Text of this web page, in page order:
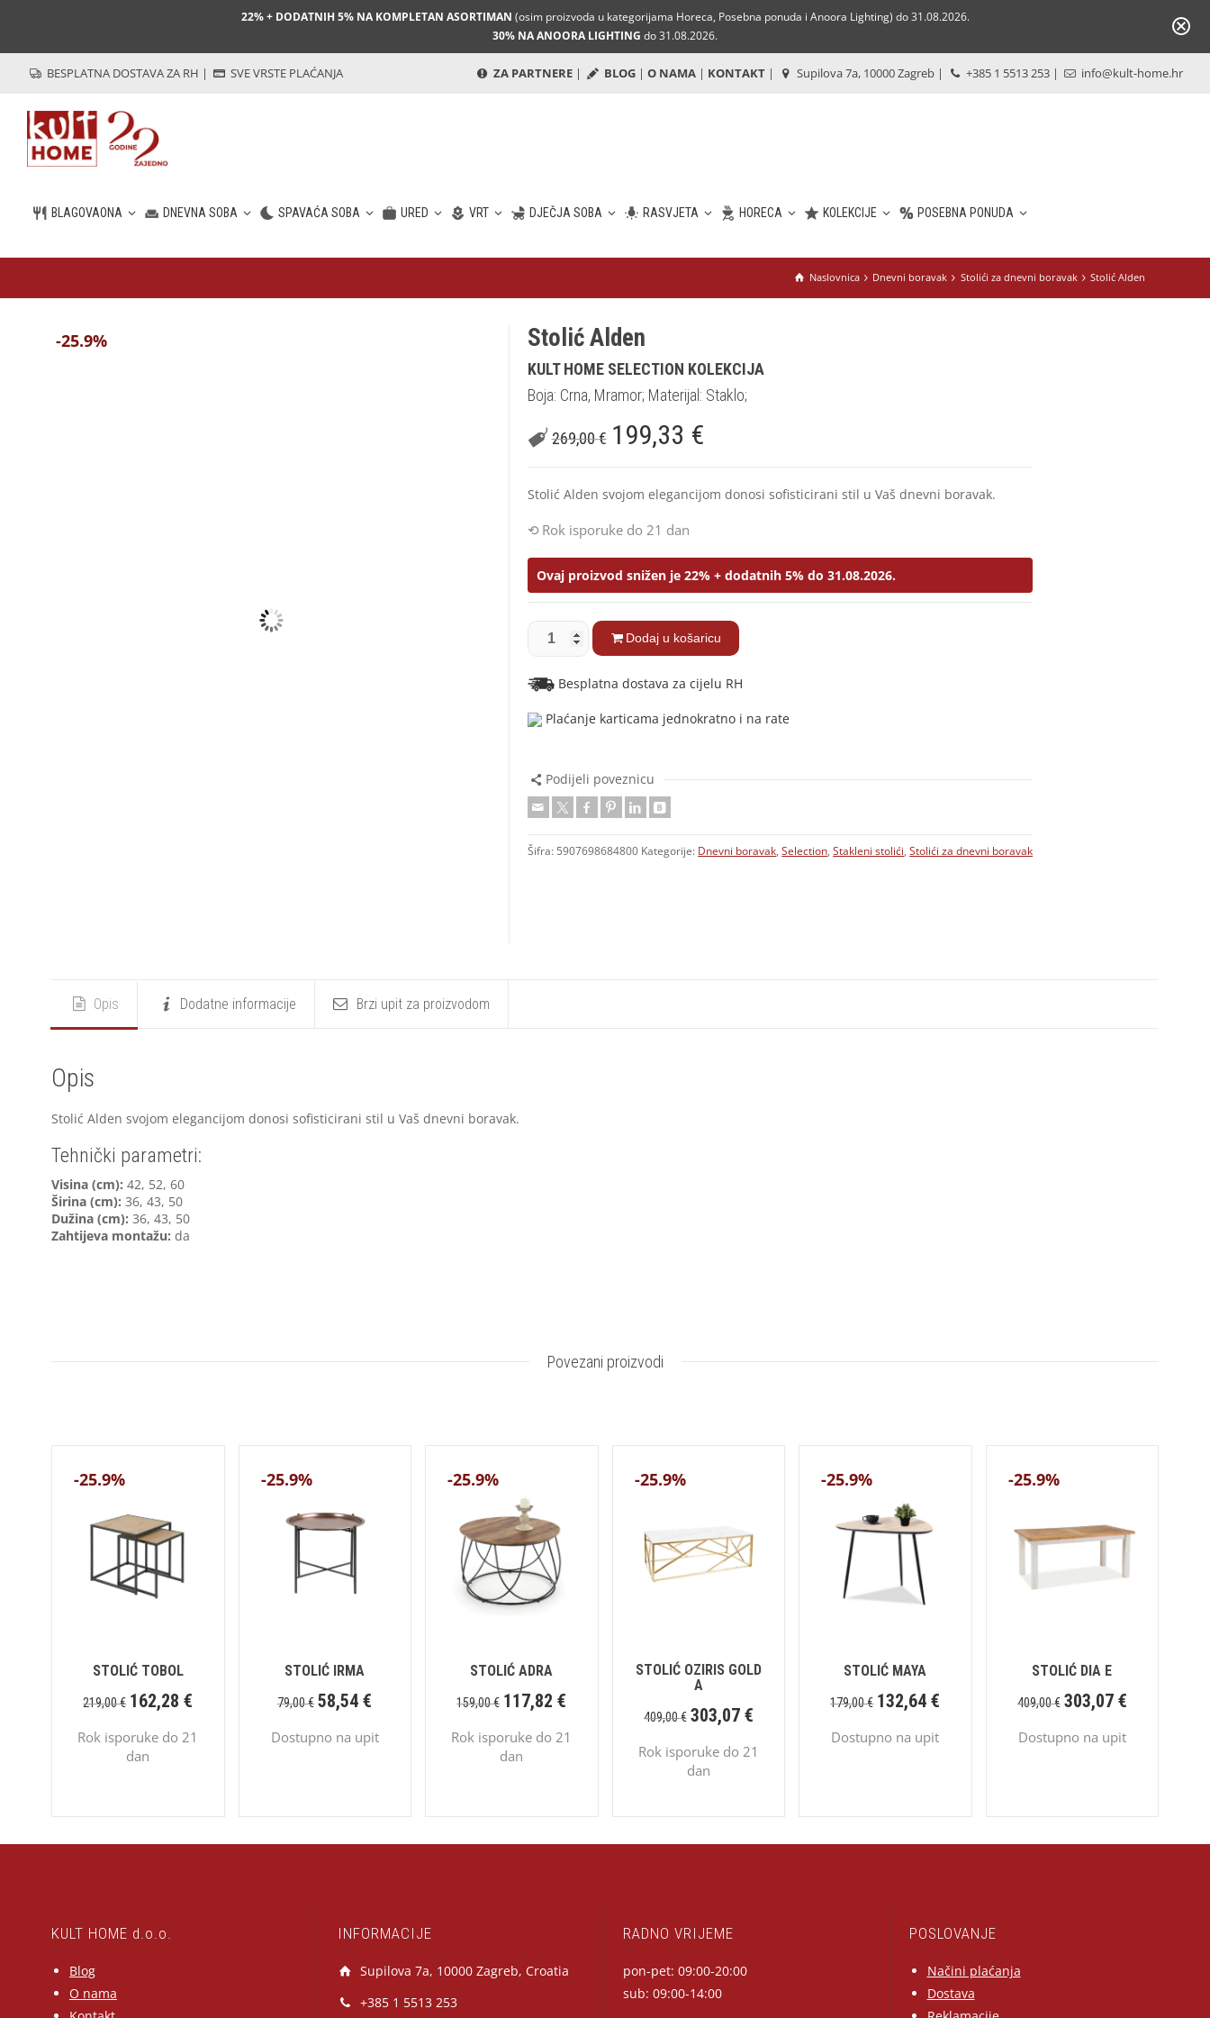
22% + DODATNIH 5% NA KOMPLETAN ASORTIMAN (osim proizvoda u kategorijama Horeca, Posebna ponuda i Anoora Lighting) do 31.08.2026.
30% NA ANOORA LIGHTING do 31.08.2026.
BESPLATNA DOSTAVA ZA RH | SVE VRSTE PLAĆANJA ZA PARTNERE | BLOG | O NAMA | KONTAKT | Supilova 7a, 10000 Zagreb | +385 1 5513 253 | info@kult-home.hr
BLAGOVAONA DNEVNA SOBA SPAVAĆA SOBA URED VRT DJEČJA SOBA RASVJETA HORECA KOLEKCIJE POSEBNA PONUDA
HR
Naslovnica Dnevni boravak Stolići za dnevni boravak Stolić Alden
-25.9% Stolić Alden
KULT HOME SELECTION KOLEKCIJA
Boja: Crna, Mramor; Materijal: Staklo;
269,00€ 199,33 €
Stolić Alden svojom elegancijom donosi sofisticirani stil u Vaš dnevni boravak.
Rok isporuke do 21 dan
Ovaj proizvod snižen je 22% + dodatnih 5% do 31.08.2026.
Dodaj u košaricu
Besplatna dostava za cijelu RH
Plaćanje karticama jednokratno i na rate
Podijeli poveznicu
Šifra: 5907698684800 Kategorije: Dnevni boravak,Selection,Stakleni stolići,Stolići za dnevni boravak
Opis Dodatne informacije Brzi upit za proizvodom
Opis
Stolić Alden svojom elegancijom donosi sofisticirani stil u Vaš dnevni boravak.
Tehnički parametri:
Visina (cm): 42, 52, 60
Širina (cm): 36, 43, 50
Dužina (cm): 36, 43, 50
Zahtijeva montažu: da
Povezani proizvodi
-25.9%
STOLIĆ TOBOL
219,00€ 162,28€
Rok isporuke do 21
dan
-25.9%
STOLIĆ IRMA
79,00€ 58,54€
Dostupno na upit
-25.9%
STOLIĆ ADRA
159,00€ 117,82€
Rok isporuke do 21
dan
-25.9%
STOLIĆ OZIRIS GOLD
A
409,00€ 303,07 €
Rok isporuke do 21
dan
-25.9%
STOLIĆ MAYA
179,00€ 132,64€
Dostupno na upit
-25.9%
STOLIĆ DIA E
409,00€ 303,07 €
Dostupno na upit
KULT HOME d.o.o.
Blog
O nama
INFORMACIJE
Supilova 7a, 10000 Zagreb, Croatia
+385 1 5513 253
RADNO VRIJEME
pon-pet: 09:00-20:00
sub: 09:00-14:00
POSLOVANJE
Načini plaćanja
Dostava